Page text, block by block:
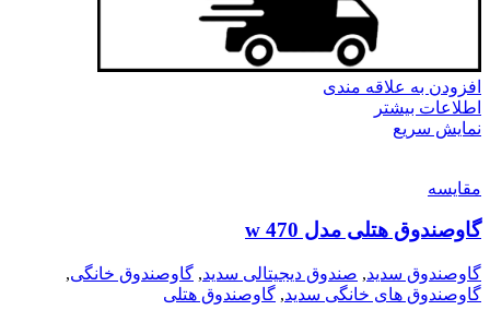
افزودن به علاقه مندی
اطلاعات بیشتر
نمایش سریع
مقايسه
گاوصندوق هتلی مدل w 470
گاوصندوق سدید, صندوق دیجیتالی سدید, گاوصندوق خانگی,
گاوصندوق های خانگی سدید, گاوصندوق هتلی